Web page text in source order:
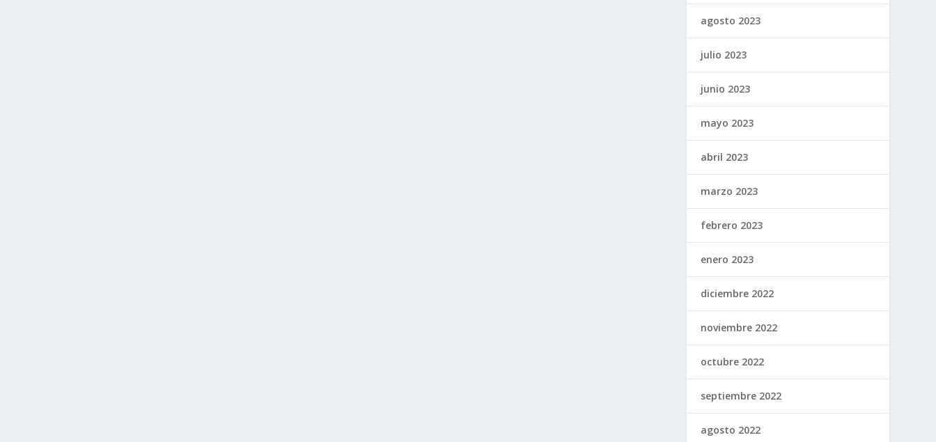
agosto 2023
julio 2023
junio 2023
mayo 2023
abril 2023
marzo 2023
febrero 2023
enero 2023
diciembre 2022
noviembre 2022
octubre 2022
septiembre 2022
agosto 2022